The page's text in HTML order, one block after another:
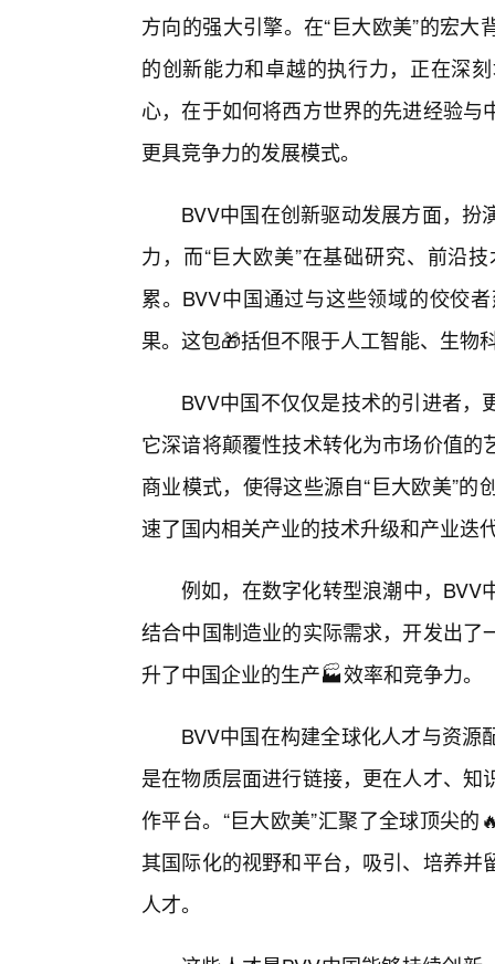
方向的强大引擎。在“巨大欧美”的宏
的创新能力和卓越的执行力，正在深
心，在于如何将西方世界的先进经验
更具竞争力的发展模式。
BVV中国在创新驱动发展方面，
力，而“巨大欧美”在基础研究、前沿
累。BVV中国通过与这些领域的佼佼
果。这包🎁括但不限于人工智能、生物
BVV中国不仅仅是技术的引进者
它深谙将颠覆性技术转化为市场价值
商业模式，使得这些源自“巨大欧美”
速了国内相关产业的技术升级和产业迭
例如，在数字化转型浪潮中，BVV
结合中国制造业的实际需求，开发出
升了中国企业的生产🏭效率和竞争力。
BVV中国在构建全球化人才与资
是在物质层面进行链接，更在人才、
作平台。“巨大欧美”汇聚了全球顶尖
其国际化的视野和平台，吸引、培养
人才。